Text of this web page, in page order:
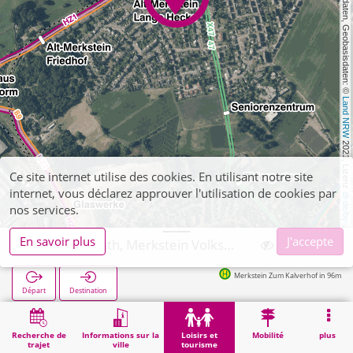
, Kartendaten, Geobasisdaten: ©
Land NRW
2021, Lizenz
dl-de/by-2-0
Recherche de
trajet
Informations sur la
ville
Loisirs et
tourisme
Mobilité plus
Départ Destination
Merkstein Zum Kalverhof in 96m
Démarrage Loisirs et tourisme Loisirs de proximité Herzogenrath, Merkstein Volkspark
Ce site internet utilise des cookies. En utilisant notre site
internet, vous déclarez approuver l'utilisation de cookies par
nos services.
En savoir plus
J'accepte